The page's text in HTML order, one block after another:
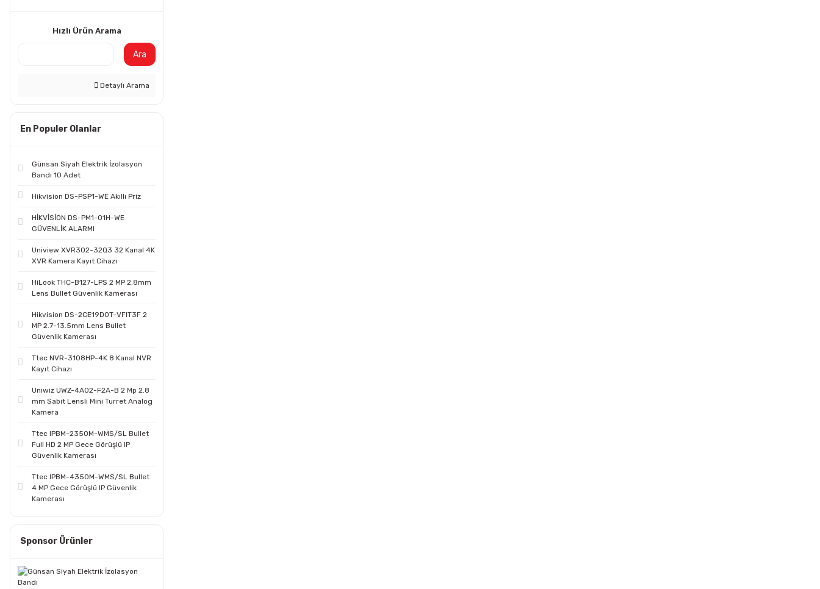
Hızlı Ürün Arama
Ara
Detaylı Arama
En Populer Olanlar
Günsan Siyah Elektrik İzolasyon
Bandı 10 Adet
Hikvision DS-PSP1-WE Akıllı Priz
HİKVİSİON DS-PM1-O1H-WE
GÜVENLİK ALARMI
Uniview XVR302-32Q3 32 Kanal 4K
XVR Kamera Kayıt Cihazı
HiLook THC-B127-LPS 2 MP 2.8mm
Lens Bullet Güvenlik Kamerası
Hikvision DS-2CE19D0T-VFIT3F 2
MP 2.7-13.5mm Lens Bullet
Güvenlik Kamerası
Ttec NVR-3108HP-4K 8 Kanal NVR
Kayıt Cihazı
Uniwiz UWZ-4A02-F2A-B 2 Mp 2.8
mm Sabit Lensli Mini Turret Analog
Kamera
Ttec IPBM-2350M-WMS/SL Bullet
Full HD 2 MP Gece Görüşlü IP
Güvenlik Kamerası
Ttec IPBM-4350M-WMS/SL Bullet
4 MP Gece Görüşlü IP Güvenlik
Kamerası
Sponsor Ürünler